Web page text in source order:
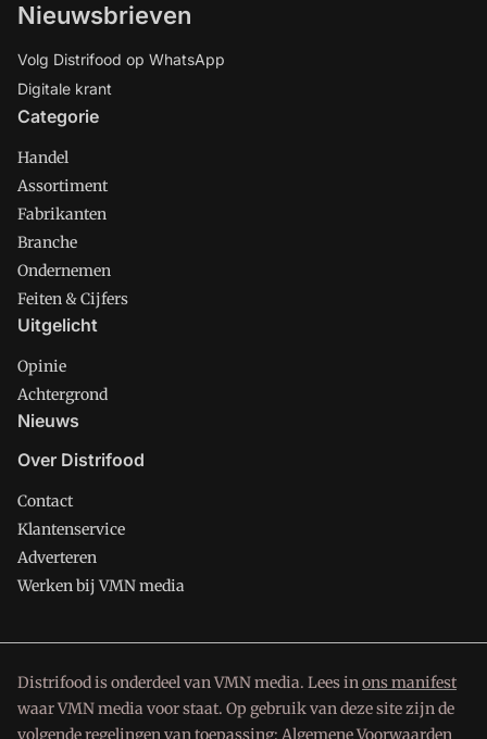
Nieuwsbrieven
Volg Distrifood op WhatsApp
Digitale krant
Categorie
Handel
Assortiment
Fabrikanten
Branche
Ondernemen
Feiten & Cijfers
Uitgelicht
Opinie
Achtergrond
Nieuws
Over Distrifood
Contact
Klantenservice
Adverteren
Werken bij VMN media
Distrifood is onderdeel van VMN media. Lees inons manifest
waar VMN media voor staat. Op gebruik van deze site zijn de
volgende regelingen van toepassing: Algemene Voorwaarden